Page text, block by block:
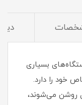
بسیاری
خود را دارد.
روشن می‌شوند،